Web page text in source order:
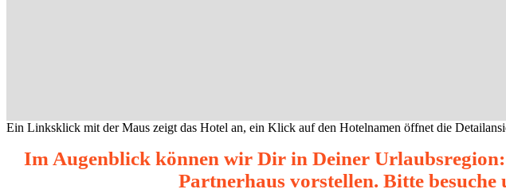
Ein Linksklick mit der Maus zeigt das Hotel an, ein Klick auf den Hotelnamen öffnet die
Im Augenblick können wir Dir in Deiner
Partnerhaus vorstellen. Bitte besuche